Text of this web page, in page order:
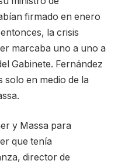
firmado en enero
la crisis
marcaba uno a uno a
Gabinete. Fernández
solo en medio de la
y Massa para
que tenía
director de